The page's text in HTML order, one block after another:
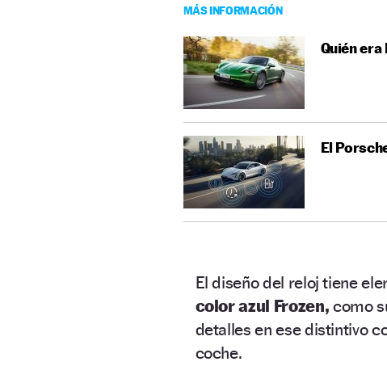
MÁS INFORMACIÓN
Quién
El
El diseño del reloj tiene
color azul Frozen, como
detalles en ese distintivo
coche.